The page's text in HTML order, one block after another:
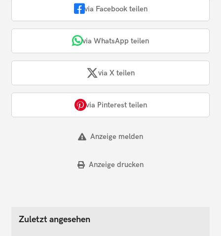
via Facebook teilen
via WhatsApp teilen
via X teilen
via Pinterest teilen
Anzeige melden
Anzeige drucken
Zuletzt angesehen